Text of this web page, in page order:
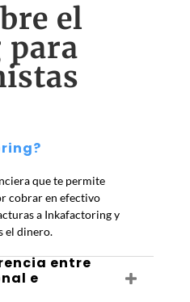
el
que te permite
cobrar en efectivo
a Inkafactoring y
el dinero.
entre
e